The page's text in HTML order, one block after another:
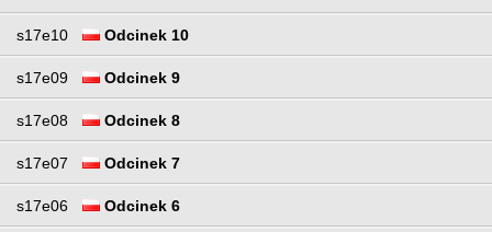
s17e10 Odcinek 10
s17e09 Odcinek 9
s17e08 Odcinek 8
s17e07 Odcinek 7
s17e06 Odcinek 6